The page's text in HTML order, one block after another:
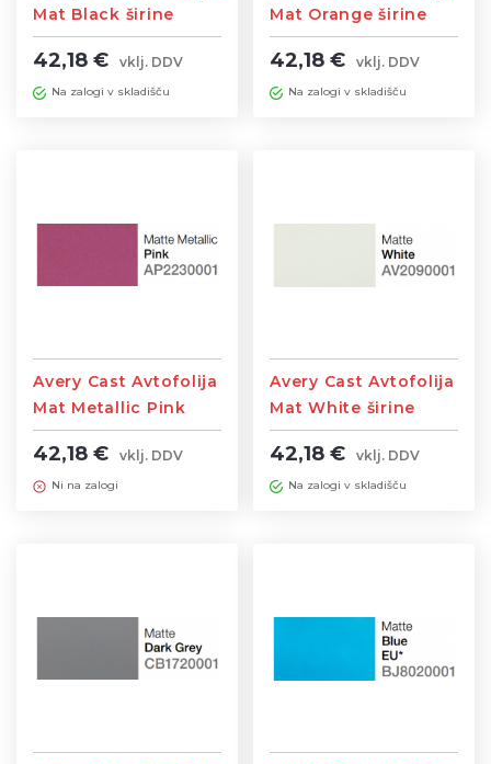
Mat Black širine
1,52m
42,18 € vklj. DDV
Na zalogi v skladišču
Mat Orange širine
1,52m
42,18 € vklj. DDV
Na zalogi v skladišču
Avery Cast Avtofolija
Mat Metallic Pink
širine 1,52m
42,18 € vklj. DDV
Ni na zalogi
Avery Cast Avtofolija
Mat White širine
1,52m
42,18 € vklj. DDV
Na zalogi v skladišču